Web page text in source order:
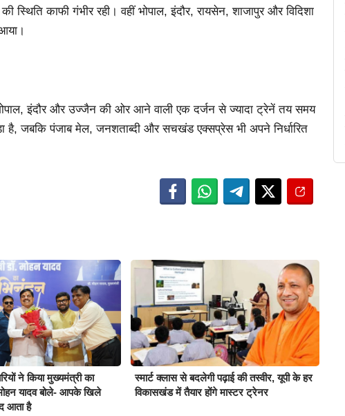
काफी गंभीर रही। वहीं भोपाल, इंदौर, रायसेन, शाजापुर और विदिशा
इंदौर और उज्जैन की ओर आने वाली एक दर्जन से ज्यादा ट्रेनें तय समय
है, जबकि पंजाब मेल, जनशताब्दी और सचखंड एक्सप्रेस भी अपने निर्धारित
ने किया मुख्यमंत्री का
यादव बोले- आपके खिले
आता है
स्मार्ट क्लास से बदलेगी पढ़ाई की तस्वीर, यूपी के हर
विकासखंड में तैयार होंगे मास्टर ट्रेनर